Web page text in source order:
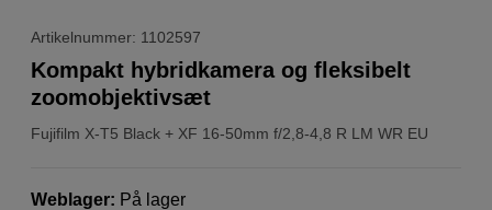
Artikelnummer: 1102597
Fujifilm X-T5 Black + XF 16-50mm f/2,8-4,8 R LM WR EU
Kompakt hybridkamera og fleksibelt
zoomobjektivsæt
Weblager: På lager